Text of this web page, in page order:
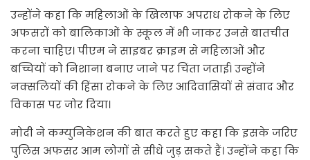
उन्होंने कहा कि महिलाओं के खिलाफ अपराध रोकने के लिए
अफसरों को बालिकाओं के स्कूल में भी जाकर उनसे बातचीत
करना चाहिए। पीएम ने साइबर क्राइम से महिलाओं और
बच्चियों को निशाना बनाए जाने पर चिंता जताई। उन्होंने
नक्सलियों की हिंसा रोकने के लिए आदिवासियों से संवाद और
विकास पर जोर दिया।
मोदी ने कम्युनिकेशन की बात करते हुए कहा कि इसके जरिए
पुलिस अफसर आम लोगों से सीधे जुड़ सकते हैं। उन्होंने कहा कि